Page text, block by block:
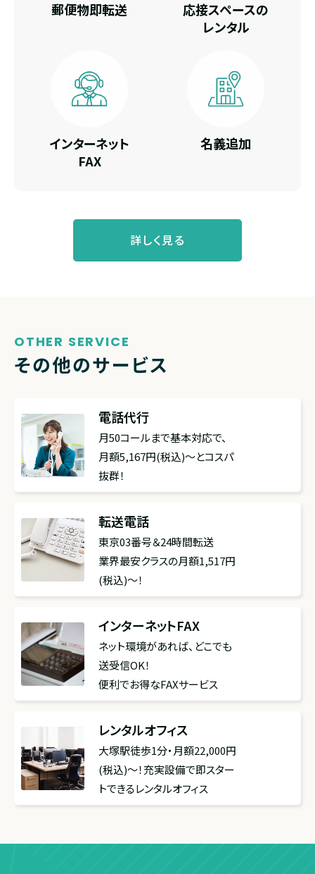
郵便物即転送
応接スペースの
レンタル
インターネット
FAX
名義追加
詳しく見る
OTHER SERVICE
その他のサービス
電話代行
月50コールまで基本対応で、
月額5,167円(税込)〜とコスパ
抜群！
転送電話
東京03番号＆24時間転送
業界最安クラスの月額1,517円
(税込)～！
インターネットFAX
ネット環境があれば、どこでも
送受信OK！
便利でお得なFAXサービス
レンタルオフィス
大塚駅徒歩1分・月額22,000円
(税込)〜！充実設備で即スター
トできるレンタルオフィス